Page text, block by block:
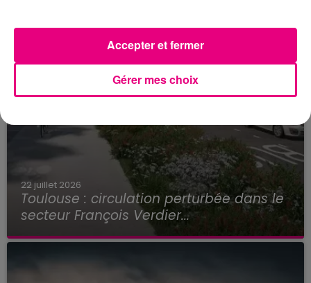
22 juillet 2026
Toulouse : circulation perturbée dans le
secteur François Verdier...
Gérer mes choix
Accepter et fermer